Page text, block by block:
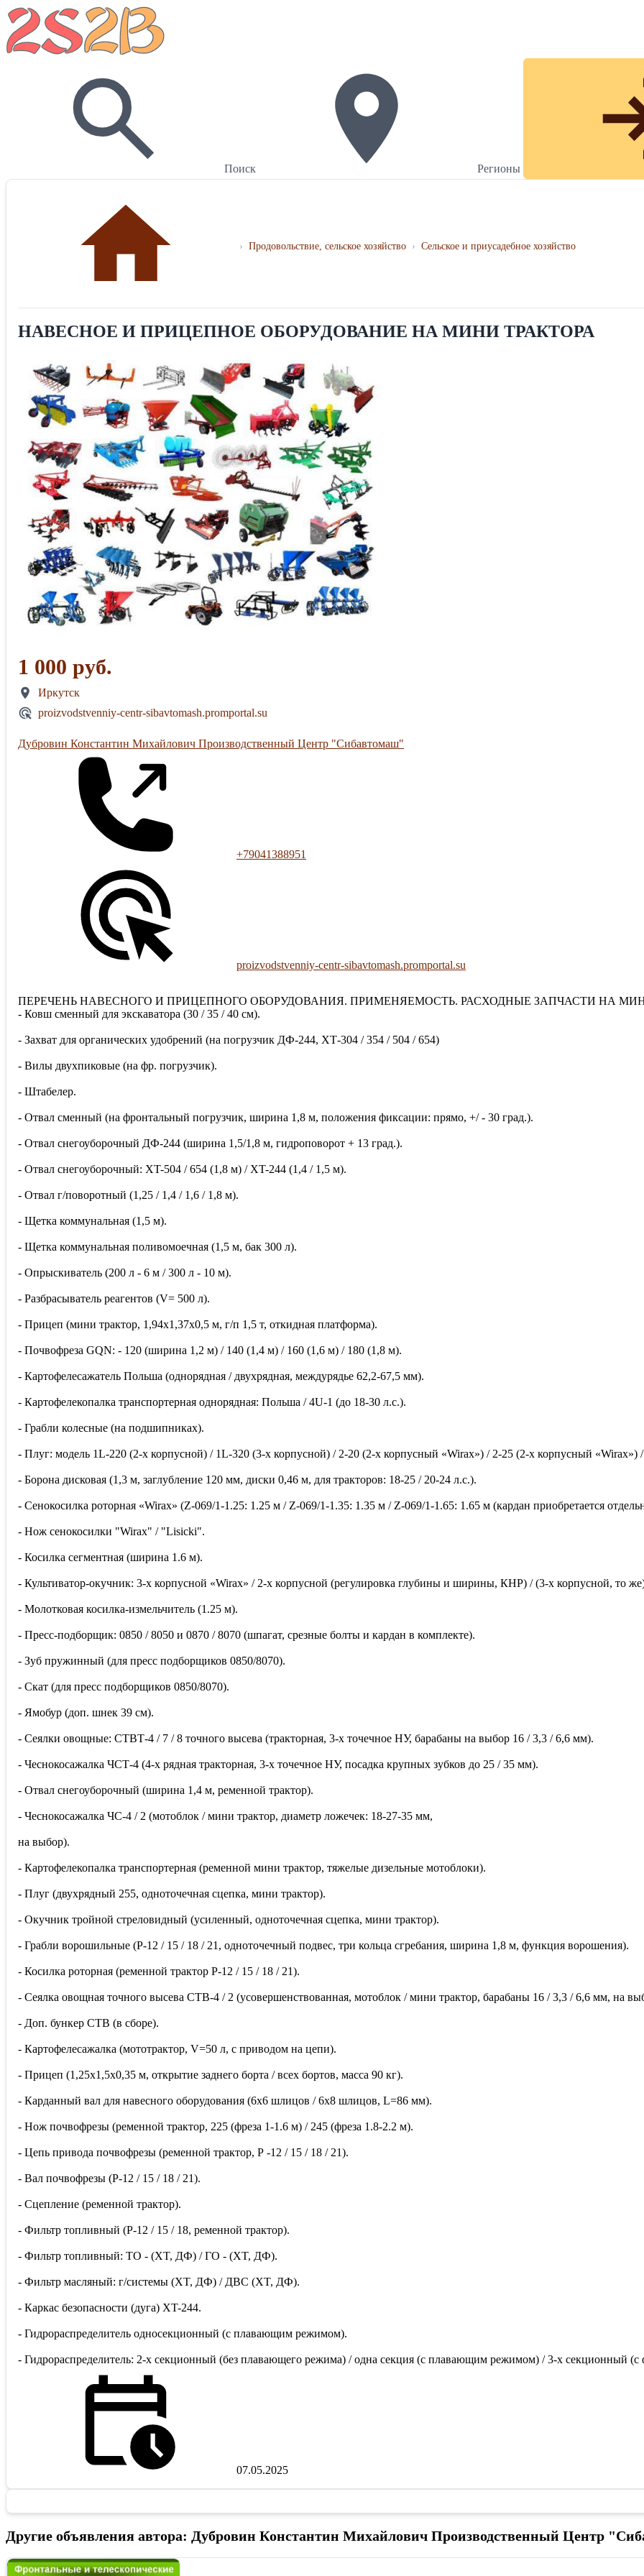
Поиск Регионы
› Продовольствие, сельское хозяйство › Сельское и приусадебное хозяйство
НАВЕСНОЕ И ПРИЦЕПНОЕ ОБОРУДОВАНИЕ НА МИНИ ТРАКТОРА
1 000 руб.
Иркутск
proizvodstvenniy-centr-sibavtomash.promportal.su
Дубровин Константин Михайлович Производственный Центр "Сибавтомаш"
+79041388951
proizvodstvenniy-centr-sibavtomash.promportal.su
ПЕРЕЧЕНЬ НАВЕСНОГО И ПРИЦЕПНОГО ОБОРУДОВАНИЯ. ПРИМЕНЯЕМОСТЬ. РАСХОДНЫЕ ЗАПЧАСТИ НА
- Ковш сменный для экскаватора (30 / 35 / 40 см).
- Захват для органических удобрений (на погрузчик ДФ-244, ХТ-304 / 354 / 504 / 654)
- Вилы двухпиковые (на фр. погрузчик).
- Штабелер.
- Отвал сменный (на фронтальный погрузчик, ширина 1,8 м, положения фиксации: прямо, +/ - 30 град.).
- Отвал снегоуборочный ДФ-244 (ширина 1,5/1,8 м, гидроповорот + 13 град.).
- Отвал снегоуборочный: XT-504 / 654 (1,8 м) / XT-244 (1,4 / 1,5 м).
- Отвал г/поворотный (1,25 / 1,4 / 1,6 / 1,8 м).
- Щетка коммунальная (1,5 м).
- Щетка коммунальная поливомоечная (1,5 м, бак 300 л).
- Опрыскиватель (200 л - 6 м / 300 л - 10 м).
- Разбрасыватель реагентов (V= 500 л).
- Прицеп (мини трактор, 1,94х1,37х0,5 м, г/п 1,5 т, откидная платформа).
- Почвофреза GQN: - 120 (ширина 1,2 м) / 140 (1,4 м) / 160 (1,6 м) / 180 (1,8 м).
- Картофелесажатель Польша (однорядная / двухрядная, междурядье 62,2-67,5 мм).
- Картофелекопалка транспортерная однорядная: Польша / 4U-1 (до 18-30 л.с.).
- Грабли колесные (на подшипниках).
- Плуг: модель 1L-220 (2-х корпусной) / 1L-320 (3-х корпусной) / 2-20 (2-х корпусный «Wirax») / 2-25 (2-х корпусный
- Борона дисковая (1,3 м, заглубление 120 мм, диски 0,46 м, для тракторов: 18-25 / 20-24 л.с.).
- Сенокосилка роторная «Wirax» (Z-069/1-1.25: 1.25 м / Z-069/1-1.35: 1.35 м / Z-069/1-1.65: 1.65 м (кардан приобретается
- Нож сенокосилки "Wirax" / "Lisicki".
- Косилка сегментная (ширина 1.6 м).
- Культиватор-окучник: 3-х корпусной «Wirax» / 2-х корпусной (регулировка глубины и ширины, КНР) / (3-х корпусной, то
- Молотковая косилка-измельчитель (1.25 м).
- Пресс-подборщик: 0850 / 8050 и 0870 / 8070 (шпагат, срезные болты и кардан в комплекте).
- Зуб пружинный (для пресс подборщиков 0850/8070).
- Скат (для пресс подборщиков 0850/8070).
- Ямобур (доп. шнек 39 см).
- Сеялки овощные: СТВТ-4 / 7 / 8 точного высева (тракторная, 3-х точечное НУ, барабаны на выбор 16 / 3,3 / 6,6 мм).
- Чеснокосажалка ЧСТ-4 (4-х рядная тракторная, 3-х точечное НУ, посадка крупных зубков до 25 / 35 мм).
- Отвал снегоуборочный (ширина 1,4 м, ременной трактор).
- Чеснокосажалка ЧС-4 / 2 (мотоблок / мини трактор, диаметр ложечек: 18-27-35 мм,
на выбор).
- Картофелекопалка транспортерная (ременной мини трактор, тяжелые дизельные мотоблоки).
- Плуг (двухрядный 255, одноточечная сцепка, мини трактор).
- Окучник тройной стреловидный (усиленный, одноточечная сцепка, мини трактор).
- Грабли ворошильные (Р-12 / 15 / 18 / 21, одноточечный подвес, три кольца сгребания, ширина 1,8 м, функция ворошения).
- Косилка роторная (ременной трактор Р-12 / 15 / 18 / 21).
- Сеялка овощная точного высева СТВ-4 / 2 (усовершенствованная, мотоблок / мини трактор, барабаны 16 / 3,3 / 6,6 мм, на
- Доп. бункер СТВ (в сборе).
- Картофелесажалка (мототрактор, V=50 л, с приводом на цепи).
- Прицеп (1,25х1,5х0,35 м, открытие заднего борта / всех бортов, масса 90 кг).
- Карданный вал для навесного оборудования (6х6 шлицов / 6х8 шлицов, L=86 мм).
- Нож почвофрезы (ременной трактор, 225 (фреза 1-1.6 м) / 245 (фреза 1.8-2.2 м).
- Цепь привода почвофрезы (ременной трактор, Р -12 / 15 / 18 / 21).
- Вал почвофрезы (Р-12 / 15 / 18 / 21).
- Сцепление (ременной трактор).
- Фильтр топливный (Р-12 / 15 / 18, ременной трактор).
- Фильтр топливный: ТО - (XT, ДФ) / ГО - (XT, ДФ).
- Фильтр масляный: г/системы (XT, ДФ) / ДВС (XT, ДФ).
- Каркас безопасности (дуга) XT-244.
- Гидрораспределитель односекционный (с плавающим режимом).
- Гидрораспределитель: 2-х секционный (без плавающего режима) / одна секция (с плавающим режимом) / 3-х секционный
07.05.2025
Другие объявления автора: Дубровин Константин Михайлович Производственный Центр